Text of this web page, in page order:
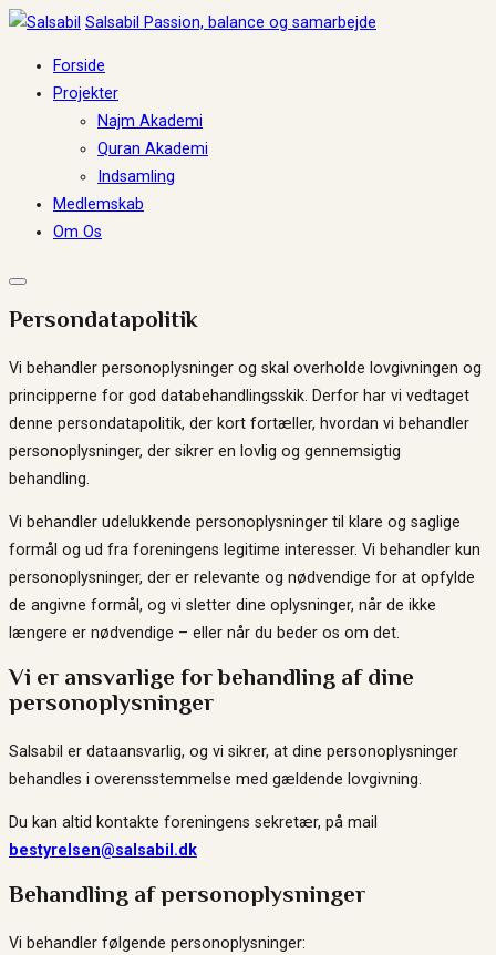
Spring
indhold
Salsabil Passion, balance og samarbejde
Forside
Projekter
Najm Akademi
Quran Akademi
Indsamling
Medlemskab
Om Os
Persondatapolitik
Vi behandler personoplysninger og skal overholde lovgivningen og
principperne for god databehandlingsskik. Derfor har vi vedtaget
denne persondatapolitik, der kort fortæller, hvordan vi behandler
personoplysninger, der sikrer en lovlig og gennemsigtig
behandling.
Vi behandler udelukkende personoplysninger til klare og saglige
formål og ud fra foreningens legitime interesser. Vi behandler kun
personoplysninger, der er relevante og nødvendige for at opfylde
de angivne formål, og vi sletter dine oplysninger, når de ikke
længere er nødvendige – eller når du beder os om det.
Vi er ansvarlige for behandling af dine
personoplysninger
Salsabil er dataansvarlig, og vi sikrer, at dine personoplysninger
behandles i overensstemmelse med gældende lovgivning.
Du kan altid kontakte foreningens sekretær, på mail
bestyrelsen@salsabil.dk
Behandling af personoplysninger
Vi behandler følgende personoplysninger: